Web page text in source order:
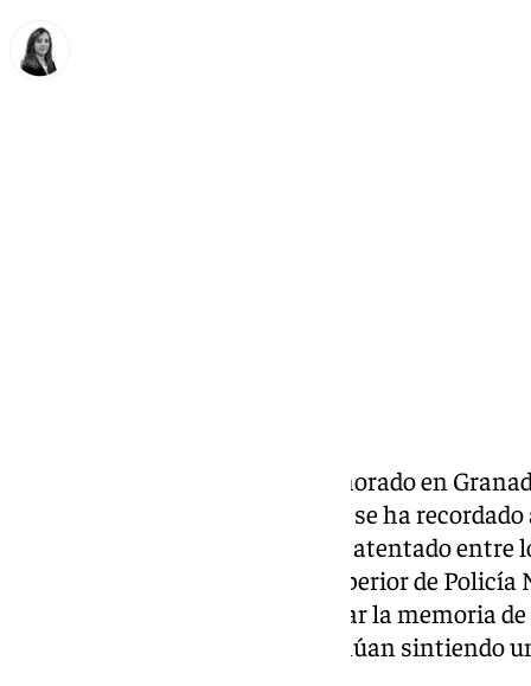
La Policía Nacional ha conmemorado en
Terrorismo en un acto en el que se ha
murieron a consecuencia de un atentado entre
año consecutivo, la Jefatura Superior de
homenaje para recordar y honrar la memoria
a sus familiares, quienes continúan sintiendo